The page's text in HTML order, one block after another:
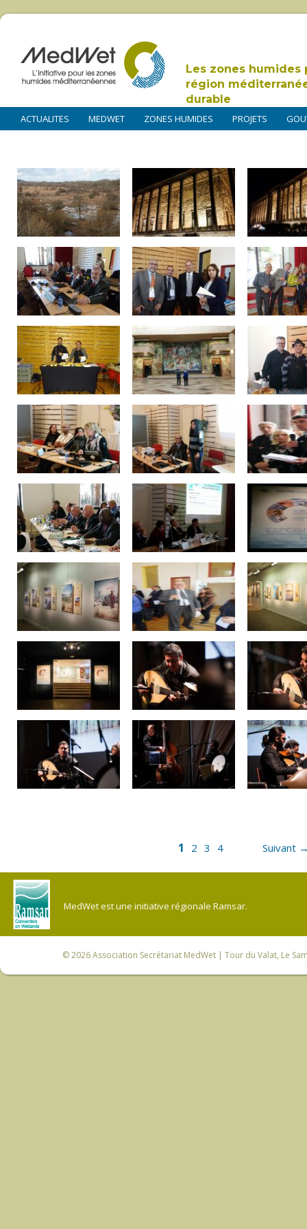
Les zones humides
région
durable
ACTUALITES MEDWET ZONES HUMIDES PROJETS
1 2 3 4 Suivant
MedWet est une initiative régionale Ramsar.
© 2026Association Secrétariat MedWet | Tour du Valat, Le